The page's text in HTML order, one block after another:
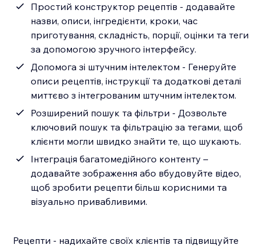
Простий конструктор рецептів - додавайте
назви, описи, інгредієнти, кроки, час
приготування, складність, порції, оцінки та теги
за допомогою зручного інтерфейсу.
Допомога зі штучним інтелектом - Генеруйте
описи рецептів, інструкції та додаткові деталі
миттєво з інтегрованим штучним інтелектом.
Розширений пошук та фільтри - Дозвольте
ключовий пошук та фільтрацію за тегами, щоб
клієнти могли швидко знайти те, що шукають.
Інтеграція багатомедійного контенту –
додавайте зображення або вбудовуйте відео,
щоб зробити рецепти більш корисними та
візуально привабливими.
Рецепти - надихайте своїх клієнтів та підвищуйте